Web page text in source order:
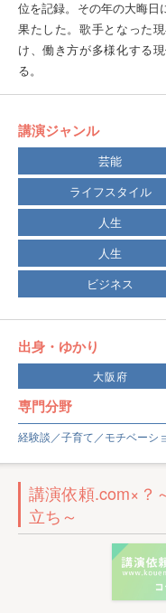
位を記録。その年の大晦日
果たした。歌手となった
け、働き方が多様化する
る。
講演ジャンル
芸能
ライフスタイル
人生
人生
ビジネス
出身・ゆかり
大阪府
専門分野
経験談／子育て／モチベーシ
講演依頼.com×？
立ち～